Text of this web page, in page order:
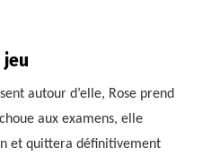
autour d’elle, Rose prend
aux examens, elle
et quittera définitivement